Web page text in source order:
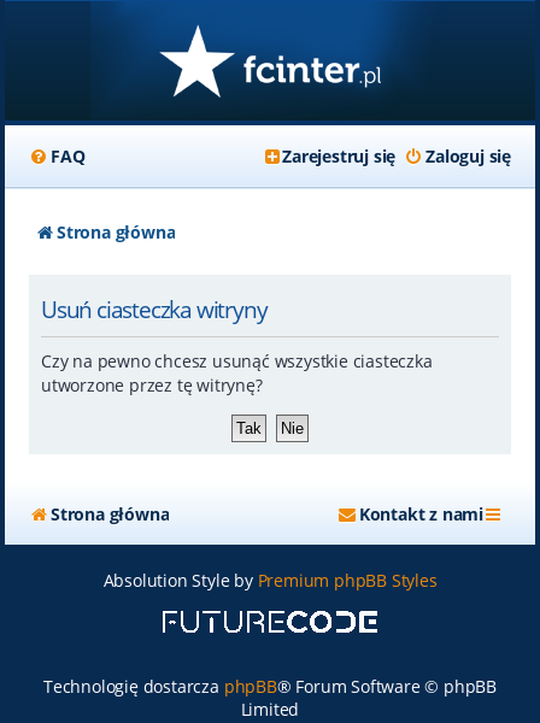
FAQ Zaloguj się
Zarejestruj się
Strona główna
Usuń ciasteczka witryny
Czy na pewno chcesz usunąć wszystkie ciasteczka
utworzone przez tę witrynę?
Strona główna Kontakt z nami
Absolution Style by Premium phpBB Styles
Technologię dostarcza phpBB® Forum Software © phpBB
Limited